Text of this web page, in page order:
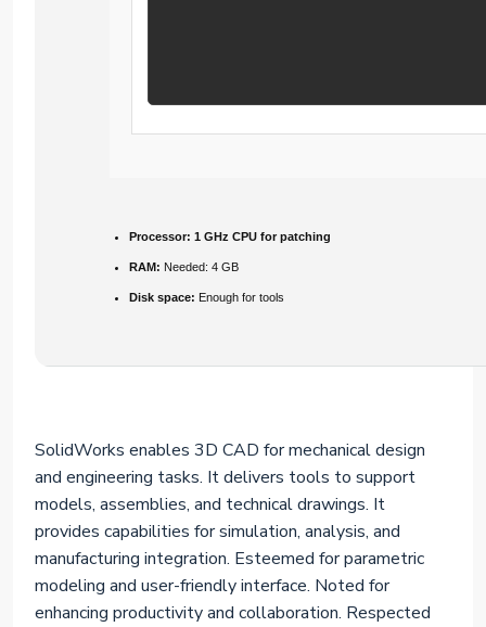
Processor: 1 GHz CPU for patching
RAM: Needed: 4 GB
Disk space: Enough for tools
SolidWorks enables 3D CAD for mechanical design
and engineering tasks. It delivers tools to support
models, assemblies, and technical drawings. It
provides capabilities for simulation, analysis, and
manufacturing integration. Esteemed for parametric
modeling and user-friendly interface. Noted for
enhancing productivity and collaboration. Respected